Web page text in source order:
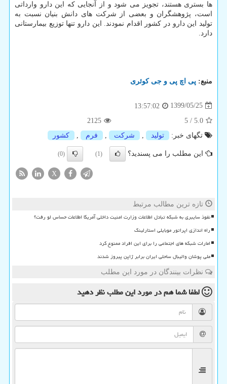
ها بستری هستند، تجویز می شود و از آنجایی که این دارو وارداتی
است، پژوهشگران و بعضی از شرکت های دانش بنیان نسبت به
تولید این دارو در کشور اقدام نمودند. این دارو تنها توزیع بیمارستانی
دارد.
منبع: پی اچ پی و جی كوئری
1399/05/25
13:57:02
5.0
/
5
2125
تگهای خبر:
تولید شركت فرم كشور
این مطلب را می پسندید؟ (1)
(0)
X
تازه ترین مطالب مرتبط
نفوذ سایبری به شبکه تبادل اطلاعات وزارت امنیت داخلی آمریکا اطلاعات حساس لو رفت؟
راه اندازی اپراتور موبایلی استارلینک
امارات شبکه های اجتماعی را برای این افراد ممنوع کرد
ملی پوشان والیبال ساحلی ایران برابر ژاپن پیروز شدند
نظرات بینندگان در مورد این مطلب
لطفا شما همدر مورد این مطلبنظر دهید